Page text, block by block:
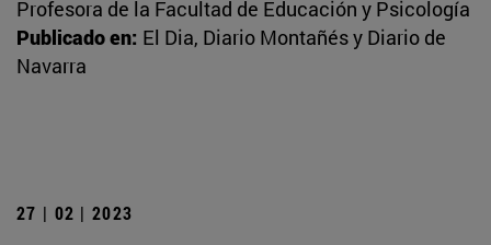
Profesora de la Facultad de Educación y Psicología
Publicado en: El Dia, Diario Montañés y Diario de
Navarra
27 | 02 | 2023